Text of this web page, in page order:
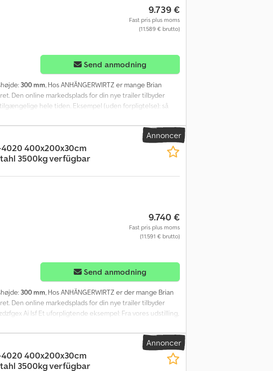
9.739 €
Fast pris plus moms
(11.589 € brutto)
Send anmodning
300 mm, Hos ANHÄNGERWIRTZ er mange Brian
Den online markedsplads for din nye trailer tilbyder
hele tiden. Eksempel (uden forpligtelse): så
med ALKO lavrammechassis, 12" dæk, lukket
med kabelfjernbetjening, 2 cylindre, reservehjul
på trailer-shop.de Ophavsret -
Annoncer
400x200x30cm
3500kg verfügbar
9.740 €
Fast pris plus moms
(11.591 € brutto)
Send anmodning
300 mm, Hos ANHÄNGERWIRTZ er der mange Brian
Den online markedsplads for din nye trailer tilbyder
Ai Isf Et uforpligtende eksempel: Fra vores udstilling,
højtlastende model med ALKO lavtliggende V-
tipfunktion med kabelbaseret fjernbetjening, 2
til 18.00. Eller døgnet rundt via vores onlinebutik på
Annoncer
400x200x30cm
3500kg verfügbar